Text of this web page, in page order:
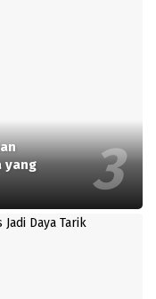
yang